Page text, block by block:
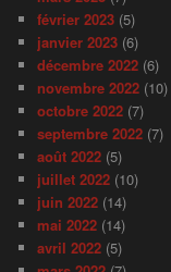
février 2023 (5)
janvier 2023 (6)
décembre 2022 (6)
novembre 2022 (10)
octobre 2022 (7)
septembre 2022 (7)
août 2022 (5)
juillet 2022 (10)
juin 2022 (14)
mai 2022 (14)
avril 2022 (5)